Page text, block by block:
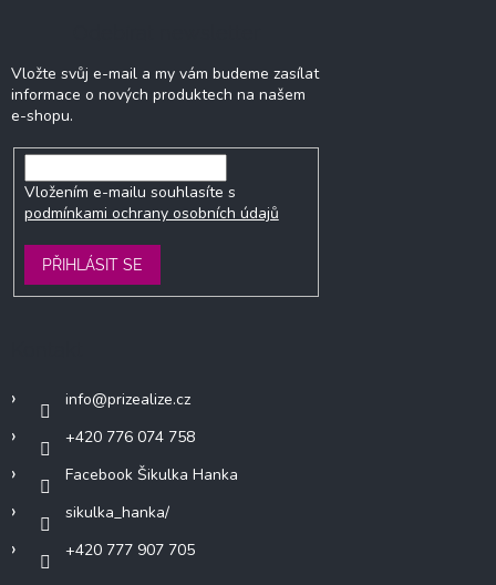
Vložte svůj e-mail a my vám budeme zasílat
informace o nových produktech na našem
e-shopu.
Vložením e-mailu souhlasíte s
podmínkami ochrany osobních údajů
PŘIHLÁSIT SE
info@prizealize.cz
+420 776 074 758
Facebook Šikulka Hanka
sikulka_hanka/
+420 777 907 705